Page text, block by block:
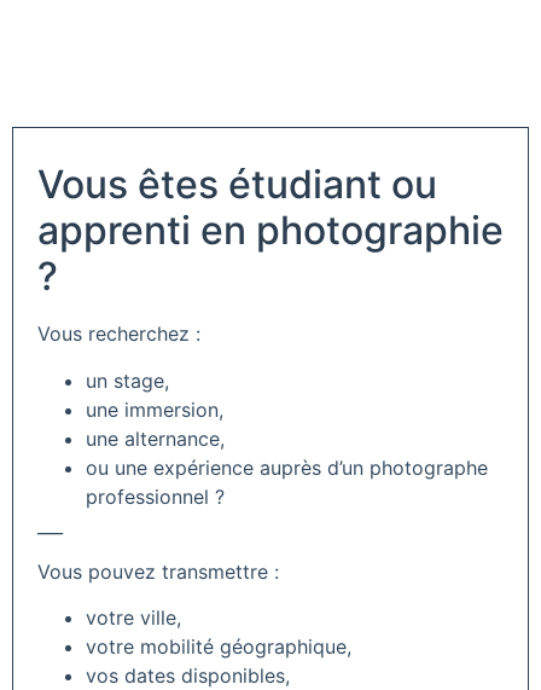
Vous êtes étudiant ou
apprenti en photographie
?
Vous recherchez :
un stage,
une immersion,
une alternance,
ou une expérience auprès d’un photographe
professionnel ?
Vous pouvez transmettre :
votre ville,
votre mobilité géographique,
vos dates disponibles,